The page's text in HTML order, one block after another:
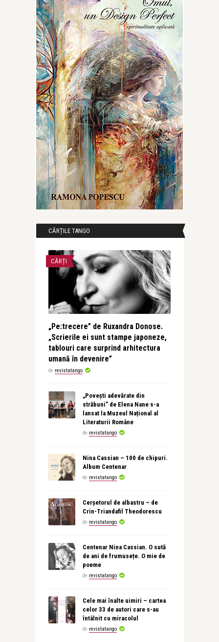
CĂRȚILE TANGO
CĂRȚI
„Pe:trecere” de Ruxandra Donose.
„Scrierile ei sunt stampe japoneze,
tablouri care surprind arhitectura
umană în devenire”
de revistatango
„Povești adevărate din
străbuni” de Elena Nane s-a
lansat la Muzeul Național al
Literaturii Române
de revistatango
Nina Cassian – 100 de chipuri.
Album Centenar
de revistatango
Cerșetorul de albastru – de
Crin-Triandafil Theodorescu
de revistatango
Centenar Nina Cassian. O sută
de ani de frumusețe. O mie de
poeme
de revistatango
Cele mai înalte uimiri – cartea
celor 33 de autori care s-au
întâlnit cu miracolul
de revistatango